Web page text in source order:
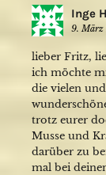
Inge
9. März
lieber Fritz,
ich möchte
die vielen
trotz eurer
Musse und
darüber zu
mal bei